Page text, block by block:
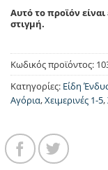
Αυτό το προϊόν
στιγμή.
Κωδικός προϊόντος:
Κατηγορίες: Είδη
Αγόρια,Χειμερινές 1-5,